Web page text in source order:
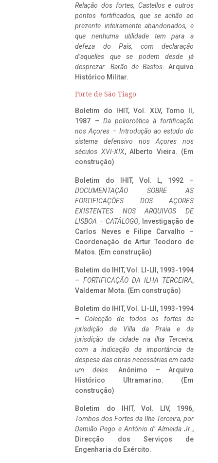
Relação dos fortes, Castellos e outros
pontos fortificados, que se achão ao
prezente inteiramente abandonados, e
que nenhuma utilidade tem para a
defeza do Pais, com declaração
d’aquelles que se podem desde já
desprezar. Barão de Bastos. Arquivo
Histórico Militar.
Forte de São Tiago
Boletim do IHIT, Vol. XLV, Tomo II,
1987 – Da poliorcética à fortificação
nos Açores – Introdução ao estudo do
sistema defensivo nos Açores nos
séculos XVI-XIX, Alberto Vieira. (Em
construção)
Boletim do IHIT, Vol. L, 1992 –
DOCUMENTAÇÃO SOBRE AS
FORTIFICAÇÕES DOS AÇORES
EXISTENTES NOS ARQUIVOS DE
LISBOA – CATÁLOGO, Investigação de
Carlos Neves e Filipe Carvalho –
Coordenação de Artur Teodoro de
Matos. (Em construção)
Boletim do IHIT, Vol. LI-LII, 1993-1994
– FORTIFICAÇÃO DA ILHA TERCEIRA,
Valdemar Mota. (Em construção)
Boletim do IHIT, Vol. LI-LII, 1993-1994
– Colecção de todos os fortes da
jurisdição da Villa da Praia e da
jurisdição da cidade na ilha Terceira,
com a indicação da importância da
despesa das obras necessárias em cada
um deles. Anónimo – Arquivo
Histórico Ultramarino. (Em
construção)
Boletim do IHIT, Vol. LIV, 1996,
Tombos dos Fortes da Ilha Terceira, por
Damião Pego e António d’ Almeida Jr.,
Direcção dos Serviços de
Engenharia do Exército.